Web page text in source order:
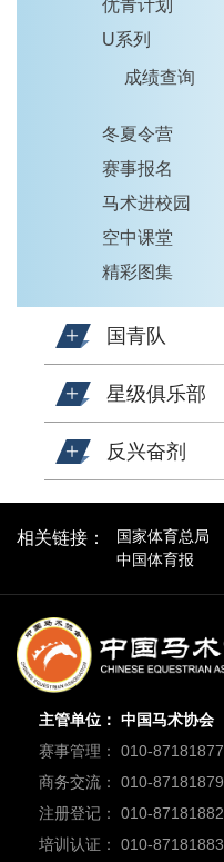
优青计划
U系列
成绩查询
冬夏令营
赛事报名
马术进校园
空中课堂
精彩图集
国青队
星级俱乐部
反兴奋剂
相关链接： 国家体育总局
中国体育报
主管单位： 中国马术协会
赛事管理： 010-87181877
商务交流： 010-87181879
注册登记： 010-87181882
培训认证： 010-87181883